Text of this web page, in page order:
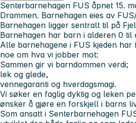
Senterbarnehagen FUS åpnet 15.
Drammen. Barnehagen eies av
Barnehagen ligger sentralt til på
Barnehagen har barn i alderen 0 til
Alle barnehagene i FUS kjeden har
noe om hva vi jobber mot:
Sammen gir vi barndommen verdi;
lek og glede,
vennegaranti og hverdagsmagi.
Vi søker en faglig dyktig og leken
ønsker å gjøre en forskjell i barns
Som ansatt i Senterbarnehagen